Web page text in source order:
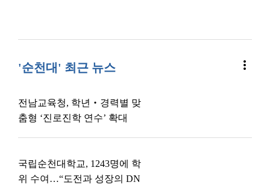
'순천대' 최근 뉴스 more_vert
전남교육청, 학년‧경력별 맞
춤형 ‘진로진학 연수’ 확대
국립순천대학교, 1243명에 학
위 수여…“도전과 성장의 DN